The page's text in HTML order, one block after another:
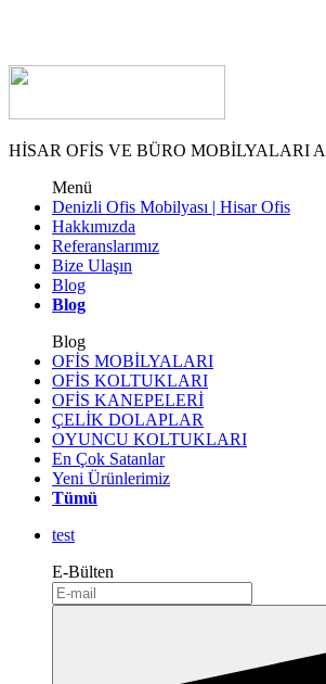
HİSAR OFİS VE BÜRO MOBİLYALARI
Menü
Denizli Ofis Mobilyası | Hisar Ofis
Hakkımızda
Referanslarımız
Bize Ulaşın
Blog
Blog
Blog
OFİS MOBİLYALARI
OFİS KOLTUKLARI
OFİS KANEPELERİ
ÇELİK DOLAPLAR
OYUNCU KOLTUKLARI
En Çok Satanlar
Yeni Ürünlerimiz
Tümü
test
E-Bülten